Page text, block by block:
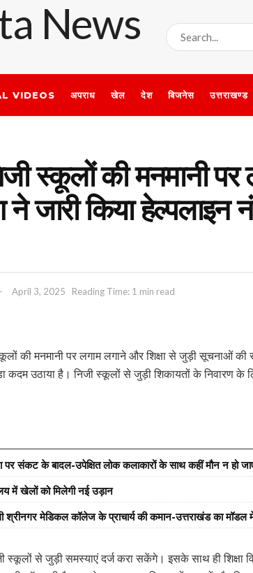
VIDEOS अपराध खेल देश बिजनेस उत्तराखण्ड
स्कूलों की मनमानी पर
ने जारी किया हेल्पलाइन
April 3, 2025 Reading Time: 1 min read
की मनमानी पर लगाम लगाने और शिक्षा से जुड़ी सूचनाओं
कदम उठाया है। निजी स्कूलों से जुड़ी शिकायतों के निवारण के
पर संकट के बादल-उपेक्षित लोक कलाकारों के साथ कहीं मौन न हो
में खेलों को मिलेगी नई उड़ान
श्रीनगर मेडिकल कॉलेज के प्राचार्य की कमान-उत्तराखंड का
स्कूलों से जुड़ी समस्याएं दर्ज करा सकेंगे। इसके साथ ही शिक्षा